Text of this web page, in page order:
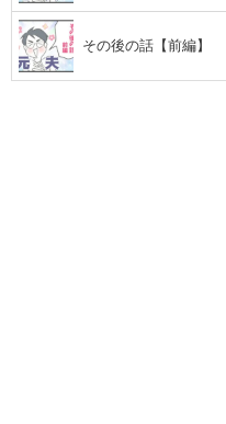
その後の話【前編】